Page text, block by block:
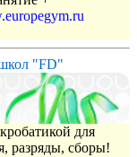
"FD"
для
разряды, сборы!